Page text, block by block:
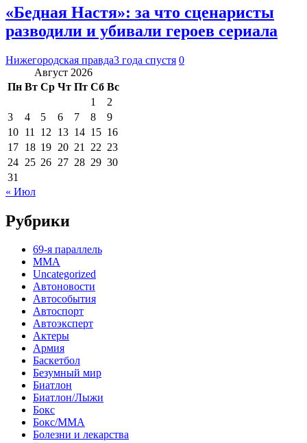
«Бедная Настя»: за что сценаристы
разводили и убивали героев сериала
Нижегородская правда3 года спустя 0
Август 2026
Пн Вт Ср Чт Пт Сб Вс
1
2
3
4 5 6 7 8
9
10 11 12 13 14 15 16
17 18 19 20 21 22 23
24 25 26 27 28 29 30
31
« Июл
Рубрики
69-я параллель
MMA
Uncategorized
Автоновости
Автособытия
Автоспорт
Автоэксперт
Актеры
Армия
Баскетбол
Безумный мир
Биатлон
Биатлон/Лыжи
Бокс
Бокс/MMA
Болезни и лекарства